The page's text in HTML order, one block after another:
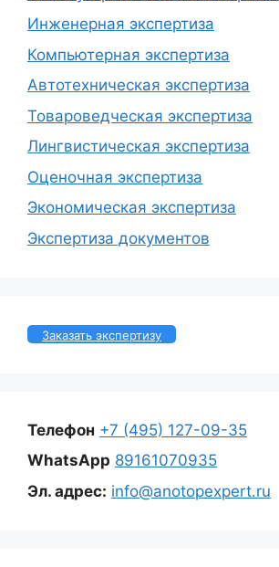
Инженерная экспертиза
Компьютерная экспертиза
Автотехническая экспертиза
Товароведческая экспертиза
Лингвистическая экспертиза
Оценочная экспертиза
Экономическая экспертиза
Экспертиза документов
Заказать экспертизу
Телефон +7 (495) 127-09-35
WhatsApp 89161070935
Эл. адрес: info@anotopexpert.ru